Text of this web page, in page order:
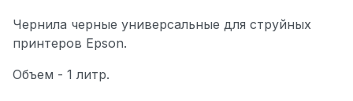
Чернила черные универсальные для струйных
принтеров Epson.
Объем - 1 литр.